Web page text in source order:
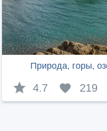
Природа, горы,
4.7 219